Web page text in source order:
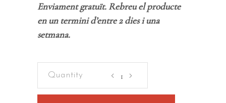
Enviament gratuït. Rebreu el producte
en un termini d’entre 2 dies i una
setmana.
del